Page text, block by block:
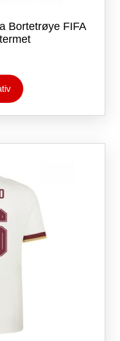
Bortetrøye FIFA
produktet
flere
Alternativene
på
produktsiden